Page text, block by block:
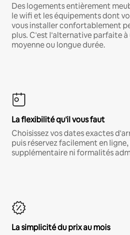
Des logements entièrement
le wifi et les équipements dont
vous installer confortablement
plus. C'est l'alternative parfaite
moyenne ou longue durée.
La flexibilité qu'il vous faut
Choisissez vos dates exactes
puis réservez facilement en
supplémentaire ni formalités
La simplicité du prix au mois